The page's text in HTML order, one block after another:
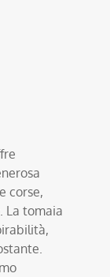
corse,
La tomaia